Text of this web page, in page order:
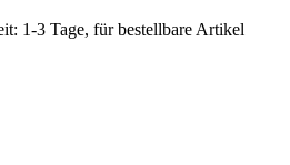
1-3 Tage, für bestellbare Artikel